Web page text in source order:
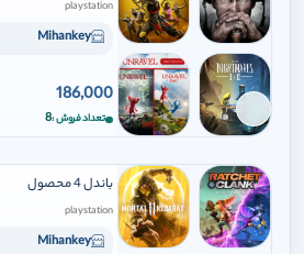
برای افزودن وارد شوید
playstation
Mihankey
186,000
تعداد فروش 8
باندل 4 محصول
playstation
Mihankey